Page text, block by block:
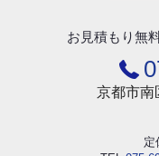
お見積もり無
京都市南
定